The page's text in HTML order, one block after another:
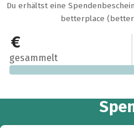
Du erhältst eine
betterplace
0 €
gesammelt